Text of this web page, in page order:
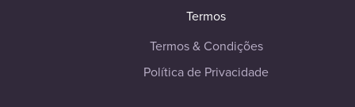
Termos
Termos & Condições
Política de Privacidade